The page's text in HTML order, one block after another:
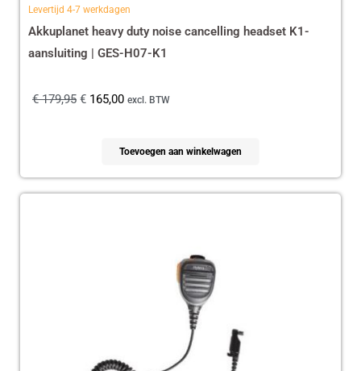
Levertijd 4-7 werkdagen
Akkuplanet heavy duty noise cancelling headset K1-
aansluiting | GES-H07-K1
€179,95 € 165,00 excl. BTW
Toevoegen aan winkelwagen